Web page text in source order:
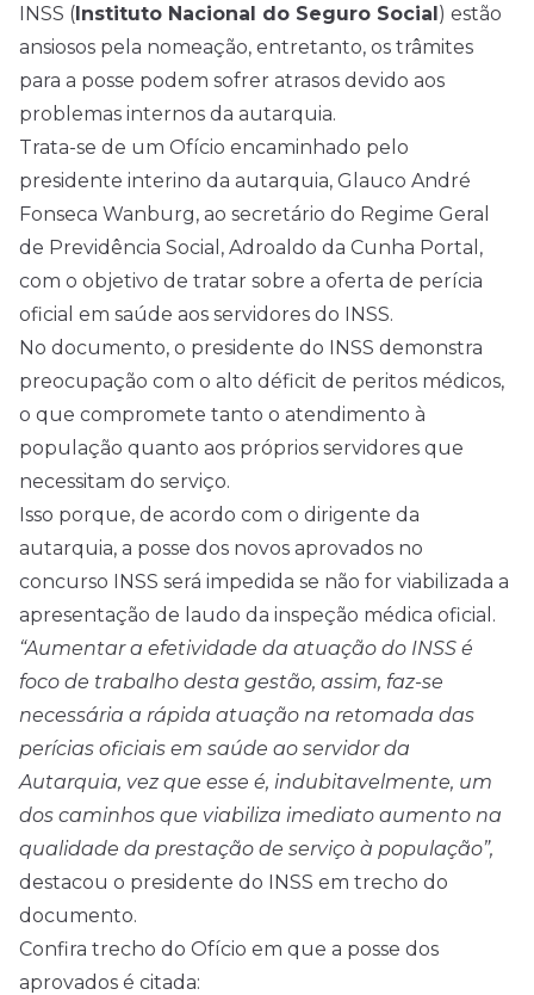
INSS (Instituto Nacional do Seguro Social) estão
ansiosos pela nomeação, entretanto, os trâmites
para a posse podem sofrer atrasos devido aos
problemas internos da autarquia.
Trata-se de um Ofício encaminhado pelo
presidente interino da autarquia, Glauco André
Fonseca Wanburg, ao secretário do Regime Geral
de Previdência Social, Adroaldo da Cunha Portal,
com o objetivo de tratar sobre a oferta de perícia
oficial em saúde aos servidores do INSS.
No documento, o presidente do INSS demonstra
preocupação com o alto déficit de peritos médicos,
o que compromete tanto o atendimento à
população quanto aos próprios servidores que
necessitam do serviço.
Isso porque, de acordo com o dirigente da
autarquia, a posse dos novos aprovados no
concurso INSS será impedida se não for viabilizada a
apresentação de laudo da inspeção médica oficial.
“Aumentar a efetividade da atuação do INSS é
foco de trabalho desta gestão, assim, faz-se
necessária a rápida atuação na retomada das
perícias oficiais em saúde ao servidor da
Autarquia, vez que esse é, indubitavelmente, um
dos caminhos que viabiliza imediato aumento na
qualidade da prestação de serviço à população”,
destacou o presidente do INSS em trecho do
documento.
Confira trecho do Ofício em que a posse dos
aprovados é citada: